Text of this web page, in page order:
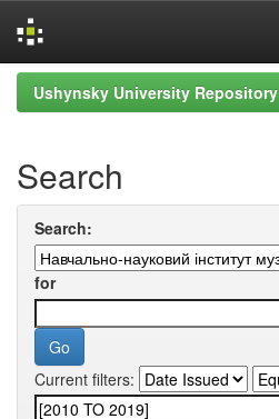
Skip
navigation
Ushynsky University Repository
Search
Search:
for
Current filters: